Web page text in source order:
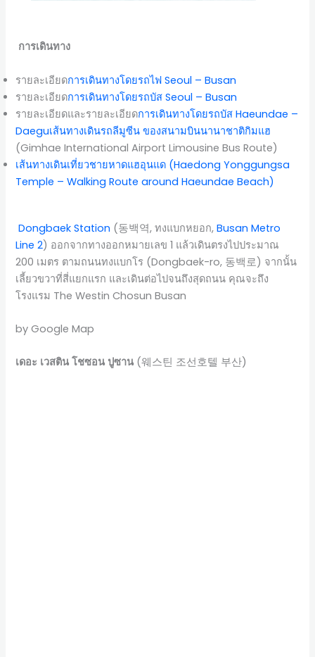
การเดินทาง
รายละเอียดการเดินทางโดยรถไฟ Seoul – Busan
รายละเอียดการเดินทางโดยรถบัส Seoul – Busan
รายละเอียดและรายละเอียดการเดินทางโดยรถบัส Haeundae –
Daeguเส้นทางเดินรถลีมูซีน ของสนามบินนานาชาติกิมแฮ
(Gimhae International Airport Limousine Bus Route)
เส้นทางเดินเที่ยวชายหาดแฮอุนแด (Haedong Yonggungsa
Temple – Walking Route around Haeundae Beach)
Dongbaek Station (동백역, ทงแบกหยอก,Busan Metro
Line 2) ออกจากทางออกหมายเลข 1 แล้วเดินตรงไปประมาณ
200 เมตร ตามถนนทงแบกโร (Dongbaek-ro, 동백로) จากนั้น
เลี้ยวขวาที่สี่แยกแรก และเดินต่อไปจนถึงสุดถนน คุณจะถึง
โรงแรม The Westin Chosun Busan
by Google Map
เดอะ เวสติน โชซอน ปูซาน (웨스틴 조선호텔 부산)